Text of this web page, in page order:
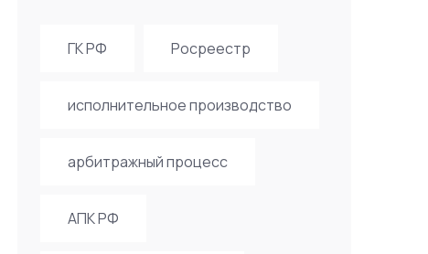
ГК РФ Росреестр
исполнительное производство
арбитражный процесс
АПК РФ